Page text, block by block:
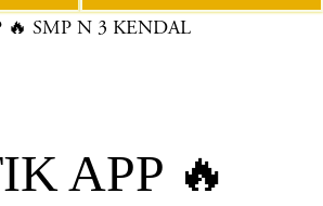
🔥 SMP N 3 KENDAL
APP 🔥